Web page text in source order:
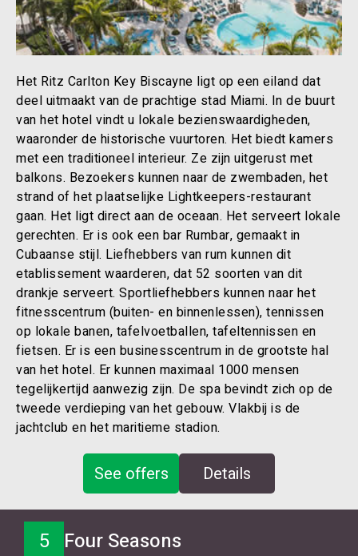
Het Ritz Carlton Key Biscayne ligt op een eiland dat
deel uitmaakt van de prachtige stad Miami. In de buurt
van het hotel vindt u lokale bezienswaardigheden,
waaronder de historische vuurtoren. Het biedt kamers
met een traditioneel interieur. Ze zijn uitgerust met
balkons. Bezoekers kunnen naar de zwembaden, het
strand of het plaatselijke Lightkeepers-restaurant
gaan. Het ligt direct aan de oceaan. Het serveert lokale
gerechten. Er is ook een bar Rumbar, gemaakt in
Cubaanse stijl. Liefhebbers van rum kunnen dit
etablissement waarderen, dat 52 soorten van dit
drankje serveert. Sportliefhebbers kunnen naar het
fitnesscentrum (buiten- en binnenlessen), tennissen
op lokale banen, tafelvoetballen, tafeltennissen en
fietsen. Er is een businesscentrum in de grootste hal
van het hotel. Er kunnen maximaal 1000 mensen
tegelijkertijd aanwezig zijn. De spa bevindt zich op de
tweede verdieping van het gebouw. Vlakbij is de
jachtclub en het maritieme stadion.
See offers Details
5 Four Seasons